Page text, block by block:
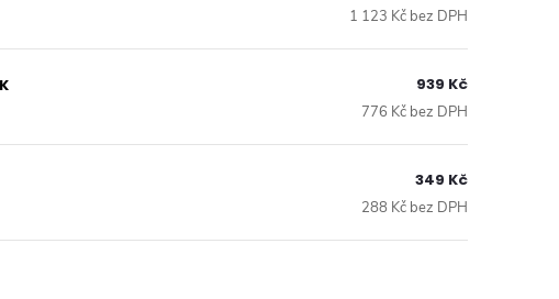
1 123 Kč bez DPH
939 Kč
776 Kč bez DPH
349 Kč
288 Kč bez DPH